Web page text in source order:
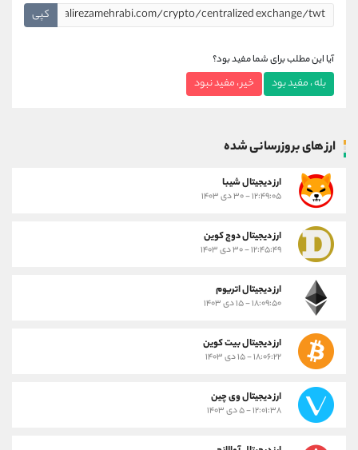
کپی
آیا این مطلب برای شما مفید بود؟
بله ، مفید بود خیر ، مفید نبود
ارز های بروزرسانی شده
ارز ديجيتال شیبا
۱۲:۴۹:۰۵ - ۳۰ دی ۱۴۰۳
ارز دیجیتال دوج کوین
۱۲:۴۵:۴۹ - ۳۰ دی ۱۴۰۳
ارز دیجیتال اتریوم
۱۸:۰۹:۵۰ - ۱۵ دی ۱۴۰۳
ارز دیجیتال بیت کوین
۱۸:۰۶:۲۲ - ۱۵ دی ۱۴۰۳
ارز دیجیتال وی چین
۱۲:۰۱:۳۸ - ۵ دی ۱۴۰۳